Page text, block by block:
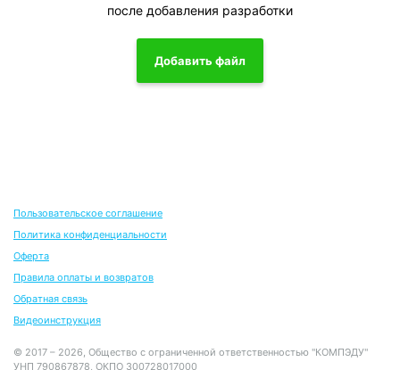
после добавления разработки
Добавить файл
Пользовательское соглашение
Политика конфиденциальности
Оферта
Правила оплаты и возвратов
Обратная связь
Видеоинструкция
© 2017 – 2026, Общество с ограниченной ответственностью "КОМПЭДУ"
УНП 790867878, ОКПО 300728017000